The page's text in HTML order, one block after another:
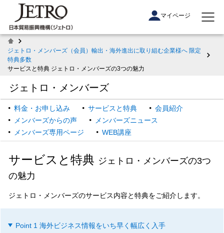
マイページ
ジェトロ・メンバーズ（会員）輸出・海外進出に取り組む企業様へ 限定
特典多数
サービスと特典 ジェトロ・メンバーズの3つの魅力
ジェトロ・メンバーズ
料金・お申し込み サービスと特典
会員紹介
メンバーズからの声
メンバーズニュース
メンバーズ専用ページ
WEB講座
サービスと特典 ジェトロ・メンバーズの3つ
の魅力
ジェトロ・メンバーズのサービス内容と特典をご紹介します。
Point 1 海外ビジネス情報をいち早く幅広く入手